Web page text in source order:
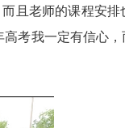
且老师的课程安排
考我一定有信心，